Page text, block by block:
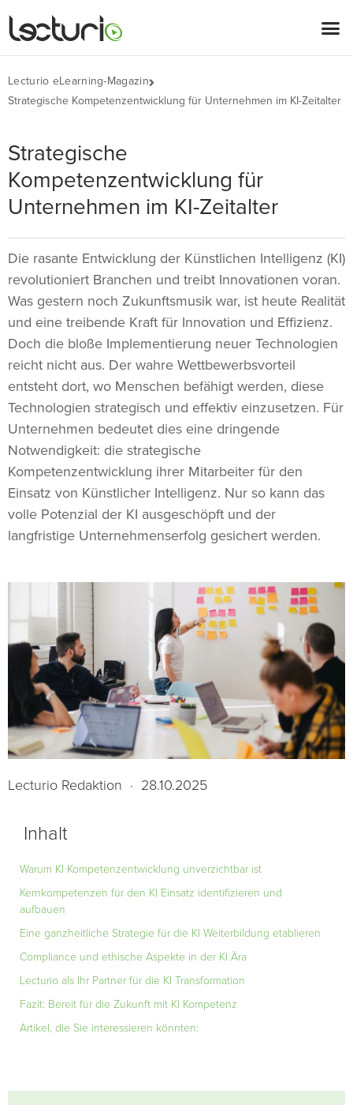
Lecturio eLearning-Magazin
Strategische Kompetenzentwicklung für Unternehmen im KI-Zeitalter
Strategische
Kompetenzentwicklung für
Unternehmen im KI-Zeitalter
Die rasante Entwicklung der Künstlichen Intelligenz (KI)
revolutioniert Branchen und treibt Innovationen voran.
Was gestern noch Zukunftsmusik war, ist heute Realität
und eine treibende Kraft für Innovation und Effizienz.
Doch die bloße Implementierung neuer Technologien
reicht nicht aus. Der wahre Wettbewerbsvorteil
entsteht dort, wo Menschen befähigt werden, diese
Technologien strategisch und effektiv einzusetzen. Für
Unternehmen bedeutet dies eine dringende
Notwendigkeit: die strategische
Kompetenzentwicklung ihrer Mitarbeiter für den
Einsatz von Künstlicher Intelligenz. Nur so kann das
volle Potenzial der KI ausgeschöpft und der
langfristige Unternehmenserfolg gesichert werden.
Lecturio Redaktion · 28.10.2025
Inhalt
Warum KI Kompetenzentwicklung unverzichtbar ist
Kernkompetenzen für den KI Einsatz identifizieren und
aufbauen
Eine ganzheitliche Strategie für die KI Weiterbildung etablieren
Compliance und ethische Aspekte in der KI Ära
Lecturio als Ihr Partner für die KI Transformation
Fazit: Bereit für die Zukunft mit KI Kompetenz
Artikel, die Sie interessieren könnten: